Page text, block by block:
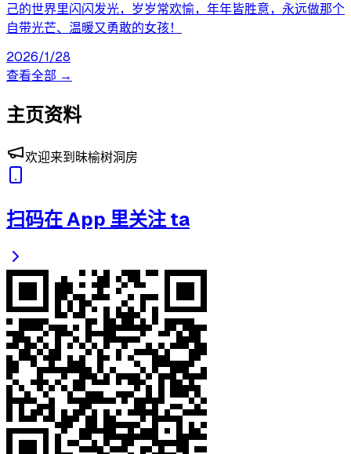
己的世界里闪闪发光，岁岁常欢愉，年年皆胜意，永远做那个
自带光芒、温暖又勇敢的女孩！
2026/1/28
查看全部 →
主页资料
欢迎来到昧榆树洞房
扫码在 App 里关注 ta